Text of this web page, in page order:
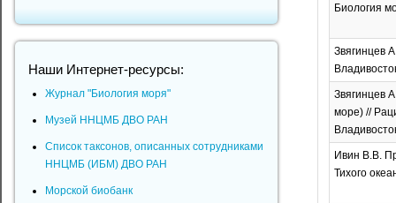
Биология
Звягинцев
Звягинцев
море) //
Ивин В.В.
Тихого
Наши Интернет-ресурсы:
Журнал "Биология моря"
Музей ННЦМБ ДВО РАН
Список таксонов, описанных сотрудниками
ННЦМБ (ИБМ) ДВО РАН
Морской биобанк